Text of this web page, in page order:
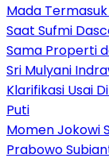
Mada
Saat Sufmi
Sama Properti
Sri Mulyani
Klarifikasi Usai
Puti
Momen Jokowi
Prabowo